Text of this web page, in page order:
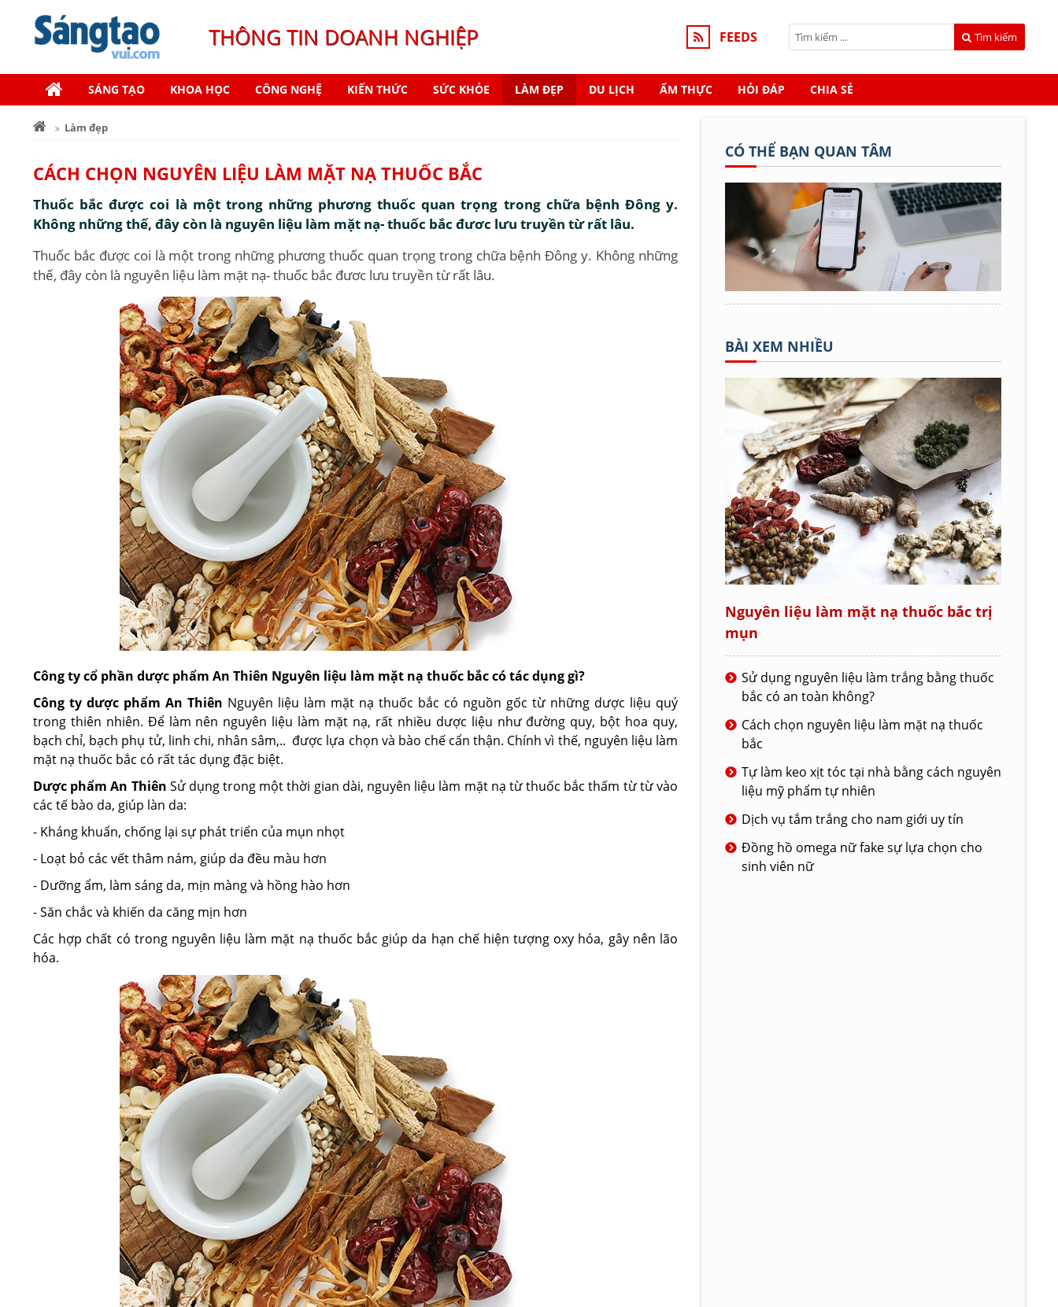
THÔNG TIN DOANH NGHIỆP FEEDS Tìm kiếm
SÁNG TẠO KHOA HỌC CÔNG NGHỆ KIẾN THỨC SỨC KHỎE LÀM ĐẸP DU LỊCH ẨM THỰC HỎI ĐÁP CHIA SẺ
Làm đẹp
CÁCH CHỌN NGUYÊN LIỆU LÀM MẶT NẠ THUỐC BẮC
Thuốc bắc được coi là một trong những phương thuốc quan trọng trong chữa bệnh Đông y.
Không những thế, đây còn là nguyên liệu làm mặt nạ- thuốc bắc đươc lưu truyền từ rất lâu.
Thuốc bắc được coi là một trong những phương thuốc quan trọng trong chữa bệnh Đông y. Không những
thế, đây còn là nguyên liệu làm mặt nạ- thuốc bắc đươc lưu truyền từ rất lâu.
Công ty cổ phần dược phẩm An Thiên Nguyên liệu làm mặt nạ thuốc bắc có tác dụng gì?
Công ty dược phẩm An Thiên Nguyên liệu làm mặt nạ thuốc bắc có nguồn gốc từ những dược liệu quý
trong thiên nhiên. Để làm nên nguyên liệu làm mặt nạ, rất nhiều dược liệu như đường quy, bột hoa quy,
bạch chỉ, bạch phụ tử, linh chi, nhân sâm,.. được lựa chọn và bào chế cẩn thận. Chính vì thế, nguyên liệu làm
mặt nạ thuốc bắc có rất tác dụng đặc biệt.
Dược phẩm An Thiên Sử dụng trong một thời gian dài, nguyên liệu làm mặt nạ từ thuốc bắc thấm từ từ vào
các tế bào da, giúp làn da:
- Kháng khuẩn, chống lại sự phát triển của mụn nhọt
- Loạt bỏ các vết thâm nám, giúp da đều màu hơn
- Dưỡng ẩm, làm sáng da, mịn màng và hồng hào hơn
- Săn chắc và khiến da căng mịn hơn
Các hợp chất có trong nguyên liệu làm mặt nạ thuốc bắc giúp da hạn chế hiện tượng oxy hóa, gây nên lão
hóa.
CÓ THỂ BẠN QUAN TÂM
BÀI XEM NHIỀU
Nguyên liệu làm mặt nạ thuốc bắc trị
mụn
Sử dụng nguyên liệu làm trắng bằng thuốc
bắc có an toàn không?
Cách chọn nguyên liệu làm mặt nạ thuốc
bắc
Tự làm keo xịt tóc tại nhà bằng cách nguyên
liệu mỹ phẩm tự nhiên
Dịch vụ tắm trắng cho nam giới uy tín
Đồng hồ omega nữ fake sự lựa chọn cho
sinh viên nữ